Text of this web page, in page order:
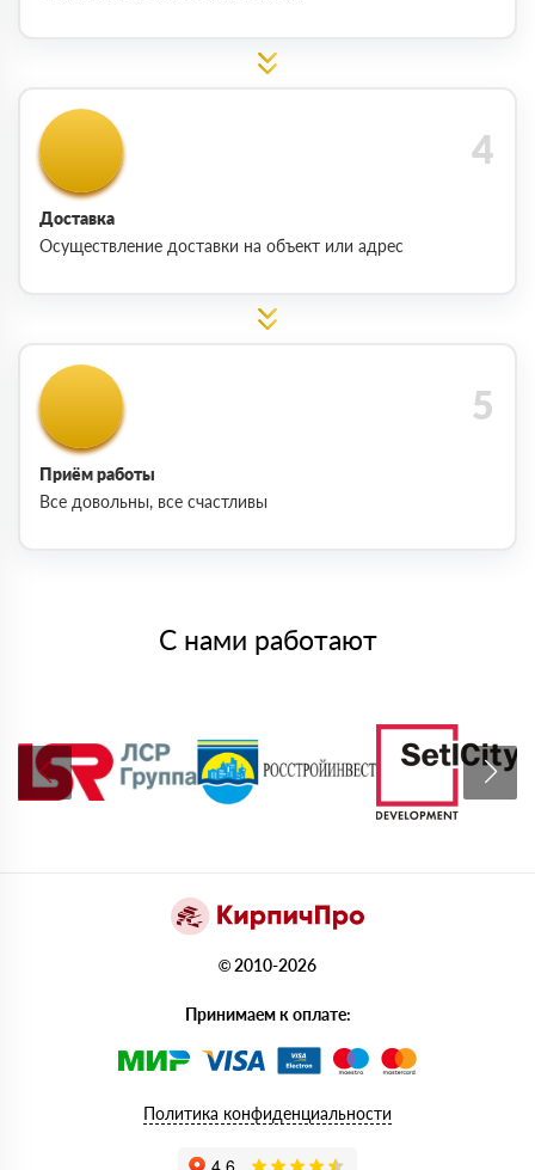
Доставка
Осуществление доставки на объект или адрес
Приём работы
Все довольны, все счастливы
С нами работают
© 2010-2026
Принимаем к оплате:
Политика конфиденциальности